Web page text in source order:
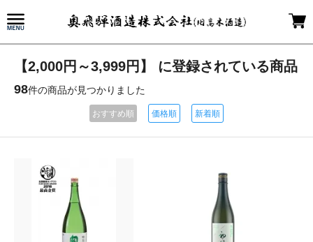
【2,000円～3,999円】 に登録されている商品
98件の商品が見つかりました
おすすめ順 価格順 新着順